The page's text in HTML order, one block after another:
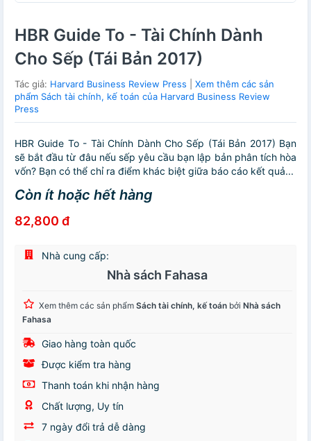
HBR Guide To - Tài Chính Dành
Cho Sếp (Tái Bản 2017)
Tác giả: Harvard Business Review Press
Xem thêm các sản
phẩm Sách tài chính, kế toán của Harvard Business Review
Press
HBR Guide To - Tài Chính Dành Cho Sếp (Tái Bản 2017) Bạn
sẽ bắt đầu từ đâu nếu sếp yêu cầu bạn lập bản phân tích hòa
vốn? Bạn có thể chỉ ra điểm khác biệt giữa báo cáo kết quả...
Còn ít hoặc hết hàng
82,800 đ
Nhà cung cấp:
Nhà sách Fahasa
Xem thêm các sản phẩm Sách tài chính, kế toán bởi Nhà sách
Fahasa
Giao hàng toàn quốc
Được kiểm tra hàng
Thanh toán khi nhận hàng
Chất lượng, Uy tín
7 ngày đổi trả dễ dàng